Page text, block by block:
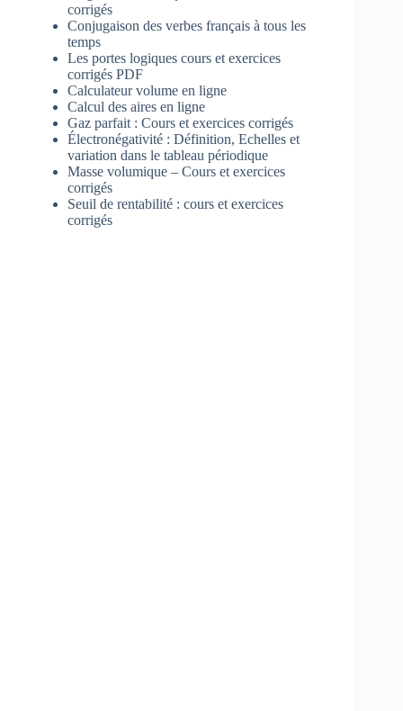
corrigés
Conjugaison des verbes français à tous les
temps
Les portes logiques cours et exercices
corrigés PDF
Calculateur volume en ligne
Calcul des aires en ligne
Gaz parfait : Cours et exercices corrigés
Électronégativité : Définition, Echelles et
variation dans le tableau périodique
Masse volumique – Cours et exercices
corrigés
Seuil de rentabilité : cours et exercices
corrigés